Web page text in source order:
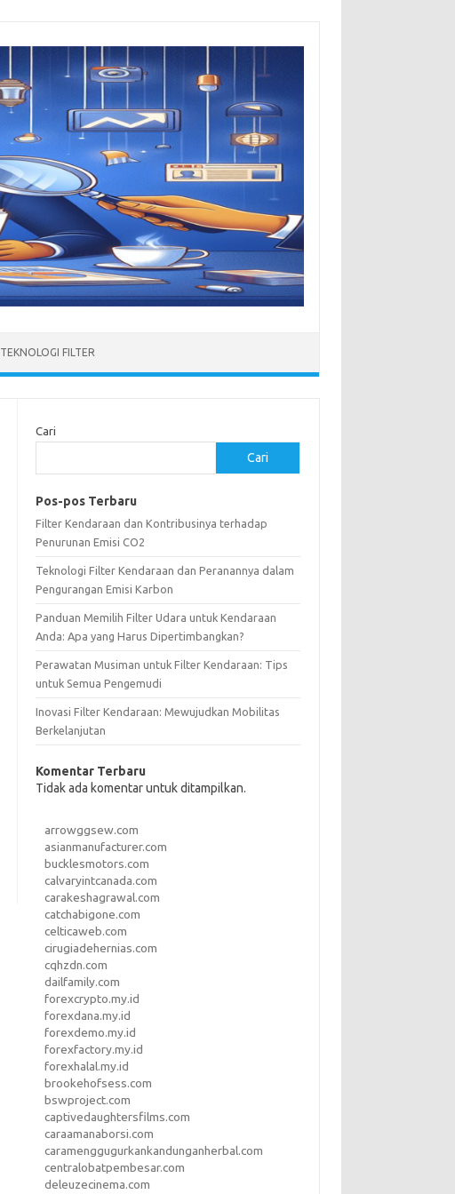
TEKNOLOGI FILTER
Cari
Cari
Pos-pos Terbaru
Filter Kendaraan dan Kontribusinya terhadap
Penurunan Emisi CO2
Teknologi Filter Kendaraan dan Peranannya dalam
Pengurangan Emisi Karbon
Panduan Memilih Filter Udara untuk Kendaraan
Anda: Apa yang Harus Dipertimbangkan?
Perawatan Musiman untuk Filter Kendaraan: Tips
untuk Semua Pengemudi
Inovasi Filter Kendaraan: Mewujudkan Mobilitas
Berkelanjutan
Komentar Terbaru
Tidak ada komentar untuk ditampilkan.
arrowggsew.com
asianmanufacturer.com
bucklesmotors.com
calvaryintcanada.com
carakeshagrawal.com
catchabigone.com
celticaweb.com
cirugiadehernias.com
cqhzdn.com
dailfamily.com
forexcrypto.my.id
forexdana.my.id
forexdemo.my.id
forexfactory.my.id
forexhalal.my.id
brookehofsess.com
bswproject.com
captivedaughtersfilms.com
caraamanaborsi.com
caramenggugurkankandunganherbal.com
centralobatpembesar.com
deleuzecinema.com